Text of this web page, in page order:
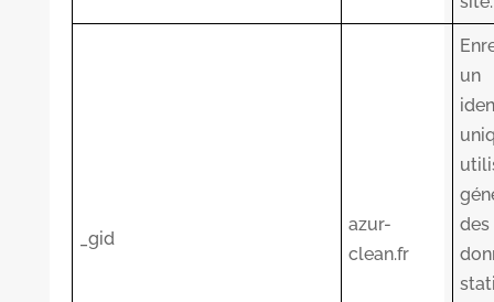
_gid
azur-
clean.fr
un
des